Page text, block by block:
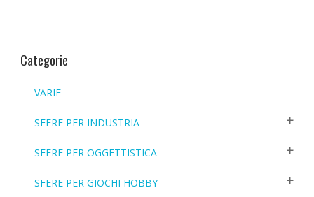
Categorie
VARIE
SFERE PER INDUSTRIA
SFERE PER OGGETTISTICA
SFERE PER GIOCHI HOBBY